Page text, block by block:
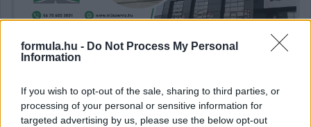
formula.hu - Do Not Process My Personal
Information
If you wish to opt-out of the sale, sharing to third parties, or
processing of your personal or sensitive information for
targeted advertising by us, please use the below opt-out
Kövess minket a Facebookon